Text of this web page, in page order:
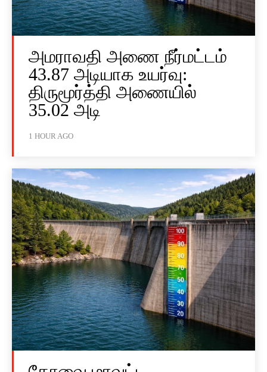
அமராவதி அணை நீர்மட்டம்
43.87 அடியாக உயர்வு:
திருமூர்த்தி அணையில்
35.02 அடி
1 HOUR AGO